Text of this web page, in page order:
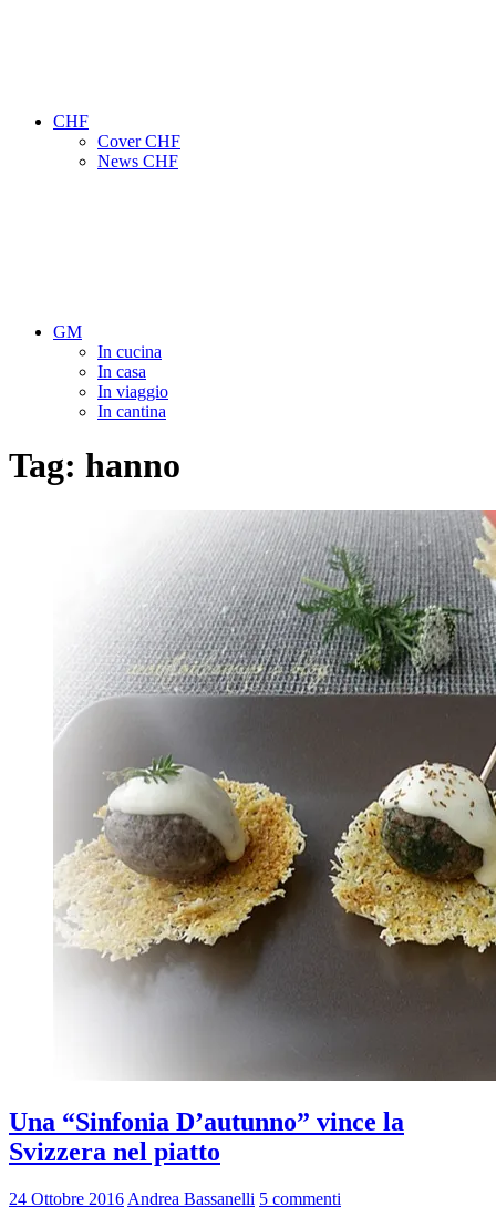
CHF
Cover CHF
News CHF
GM
In cucina
In casa
In viaggio
In cantina
Tag: hanno
Una “Sinfonia D’autunno” vince la
Svizzera nel piatto
24 Ottobre 2016 Andrea Bassanelli 5 commenti